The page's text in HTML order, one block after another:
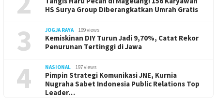
HS Surya Group Diberangkatkan Umrah Gratis
3 JOGJA RAYA 199 views
Kemiskinan DIY Turun Jadi 9,70%, Catat Rekor
Penurunan Tertinggi di Jawa
4 NASIONAL 197 views
Pimpin Strategi Komunikasi JNE, Kurnia
Nugraha Sabet Indonesia Public Relations Top
Leader…